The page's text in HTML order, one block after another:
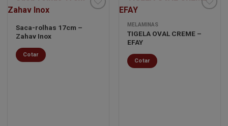
Saca-rolhas 17cm –
Zahav Inox
Cotar
Minha
MELAMINAS
TIGELA OVAL CREME –
EFAY
Cotar